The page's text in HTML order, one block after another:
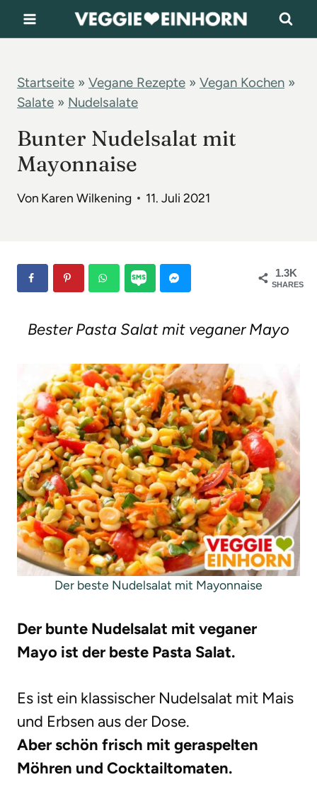
u
Startseite » Vegane Rezepte » Vegan Kochen »
Salate » Nudelsalate
Bunter Nudelsalat mit
Mayonnaise
Von Karen Wilkening 11. Juli 2021
1.3K
SHARES
Bester Pasta Salat mit veganer Mayo
Der beste Nudelsalat mit Mayonnaise
Der bunte Nudelsalat mit veganer
Mayo ist der beste Pasta Salat.
Es ist ein klassischer Nudelsalat mit Mais
und Erbsen aus der Dose.
Aber schön frisch mit geraspelten
Möhren und Cocktailtomaten.